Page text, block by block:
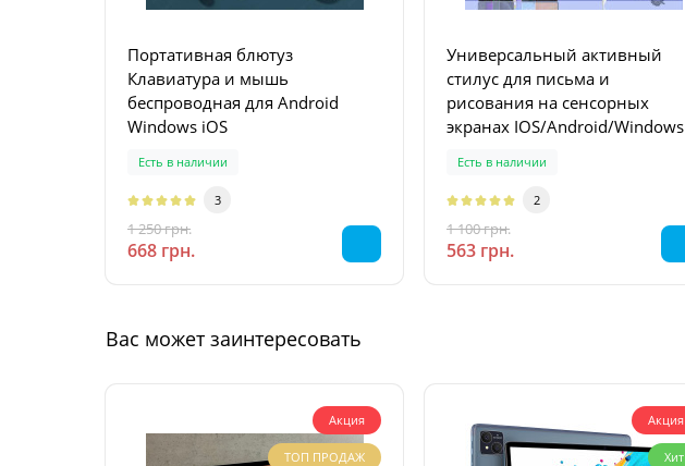
Портативная блютуз
Клавиатура и мышь
беспроводная для Android
Windows iOS
Есть в наличии
3
1 250 грн.
668 грн.
Универсальный активный
стилус для письма и
рисования на сенсорных
экранах IOS/Android/Windows
Есть в наличии
2
1 100 грн.
563 грн.
Вас может заинтересовать
Акция
ТОП ПРОДАЖ
Акция
Хит